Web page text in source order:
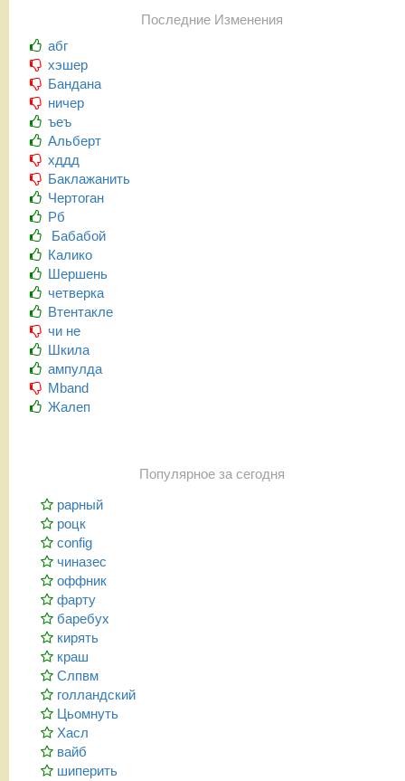
Последние Изменения
абг
хэшер
Бандана
ничер
ъеъ
Альберт
хддд
Баклажанить
Чертоган
Рб
Бабабой
Калико
Шершень
четверка
Втентакле
чи не
Шкила
ампулда
Mband
Жалеп
Популярное за сегодня
рарный
роцк
config
чиназес
оффник
фарту
баребух
кирять
краш
Слпвм
голландский
Цьомнуть
Хасл
вайб
шиперить